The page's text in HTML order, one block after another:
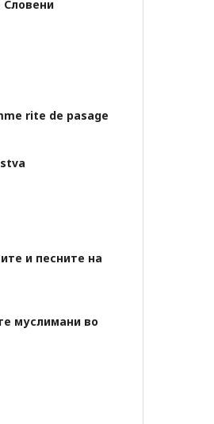
Словени
rite de pasage
и песните на
муслимани во